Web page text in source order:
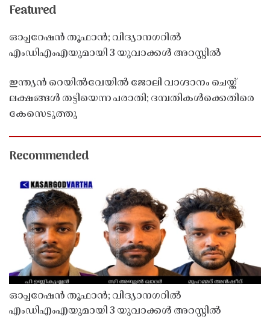
Featured
ഓപ്പറേഷൻ തൂഫാൻ; വിദ്യാനഗറിൽ
എംഡിഎംഎയുമായി 3 യുവാക്കൾ അറസ്റ്റിൽ
ഇന്ത്യൻ റെയിൽവേയിൽ ജോലി വാഗ്ദാനം ചെയ്ത്
ലക്ഷങ്ങൾ തട്ടിയെന്ന പരാതി; ദമ്പതികൾക്കെതിരെ
കേസെടുത്തു
Recommended
ഓപ്പറേഷൻ തൂഫാൻ; വിദ്യാനഗറിൽ
എംഡിഎംഎയുമായി 3 യുവാക്കൾ അറസ്റ്റിൽ